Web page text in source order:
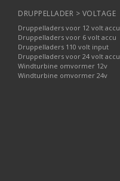
DRUPPELLADER > VOLTAGE
Druppelladers voor 12 volt accu
Druppelladers voor 6 volt accu
Druppelladers 110 volt input
Druppelladers voor 24 volt accu
Windturbine omvormer 12v
Windturbine omvormer 24v